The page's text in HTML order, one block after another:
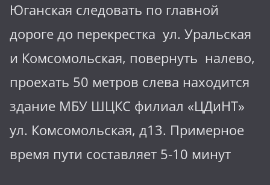
Юганская следовать по главной
дороге до перекрестка ул. Уральская
и Комсомольская, повернуть налево,
проехать 50 метров слева находится
здание МБУ ШЦКС филиал «ЦДиНТ»
ул. Комсомольская, д13. Примерное
время пути составляет 5-10 минут